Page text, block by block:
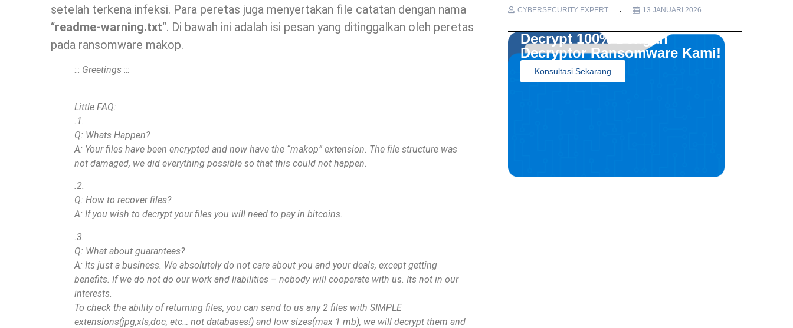
setelah terkena infeksi. Para peretas juga menyertakan file catatan dengan nama
“readme-warning.txt“. Di bawah ini adalah isi pesan yang ditinggalkan oleh peretas
pada ransomware makop.
::: Greetings:::
Little FAQ:
.1.
Q: Whats Happen?
A: Your files have been encrypted and now have the “makop” extension. The file structure was
not damaged, we did everything possible so that this could not happen.
.2.
Q: How to recover files?
A: If you wish to decrypt your files you will need to pay in bitcoins.
.3.
Q: What about guarantees?
A: Its just a business. We absolutely do not care about you and your deals, except getting
benefits. If we do not do our work and liabilities – nobody will cooperate with us. Its not in our
interests.
To check the ability of returning files, you can send to us any 2 files with SIMPLE
extensions(jpg,xls,doc, etc… not databases!) and low sizes(max 1 mb), we will decrypt them and
CYBERSECURITY EXPERT 13 JANUARI 2026
Decrypt 100% Dengan
Decryptor Ransomware Kami!
Konsultasi Sekarang